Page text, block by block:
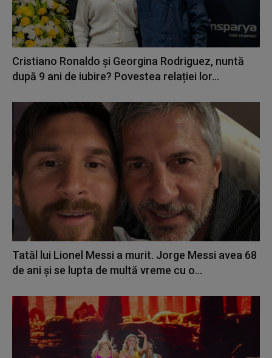
Cristiano Ronaldo și Georgina Rodriguez, nuntă
după 9 ani de iubire? Povestea relației lor...
Tatăl lui Lionel Messi a murit. Jorge Messi avea 68
de ani și se lupta de multă vreme cu o...